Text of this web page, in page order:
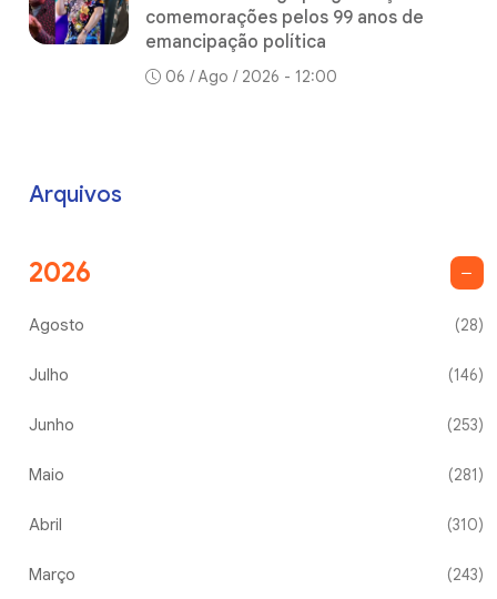
comemorações pelos 99 anos de
emancipação política
06 / Ago / 2026 - 12:00
Arquivos
2026
Agosto (28)
Julho (146)
Junho (253)
Maio (281)
Abril (310)
Março (243)